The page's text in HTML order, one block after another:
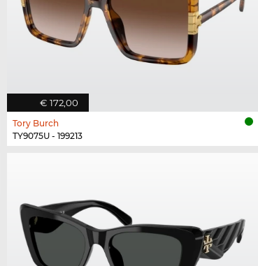
€ 172,00
Tory Burch
TY9075U - 199213